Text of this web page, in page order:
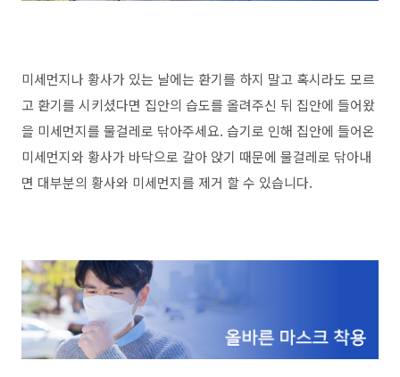
미세먼지나 황사가 있는 날에는 환기를 하지 말고 혹시라도 모르
고 환기를 시키셨다면 집안의 습도를 올려주신 뒤 집안에 들어왔
을 미세먼지를 물걸레로 닦아주세요. 습기로 인해 집안에 들어온
미세먼지와 황사가 바닥으로 갈아 앉기 때문에 물걸레로 닦아내
면 대부분의 황사와 미세먼지를 제거 할 수 있습니다.